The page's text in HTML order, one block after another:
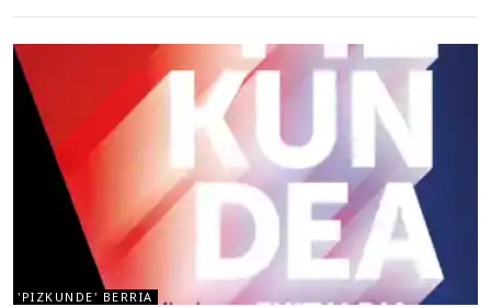
'PIZKUNDE' BERRIA